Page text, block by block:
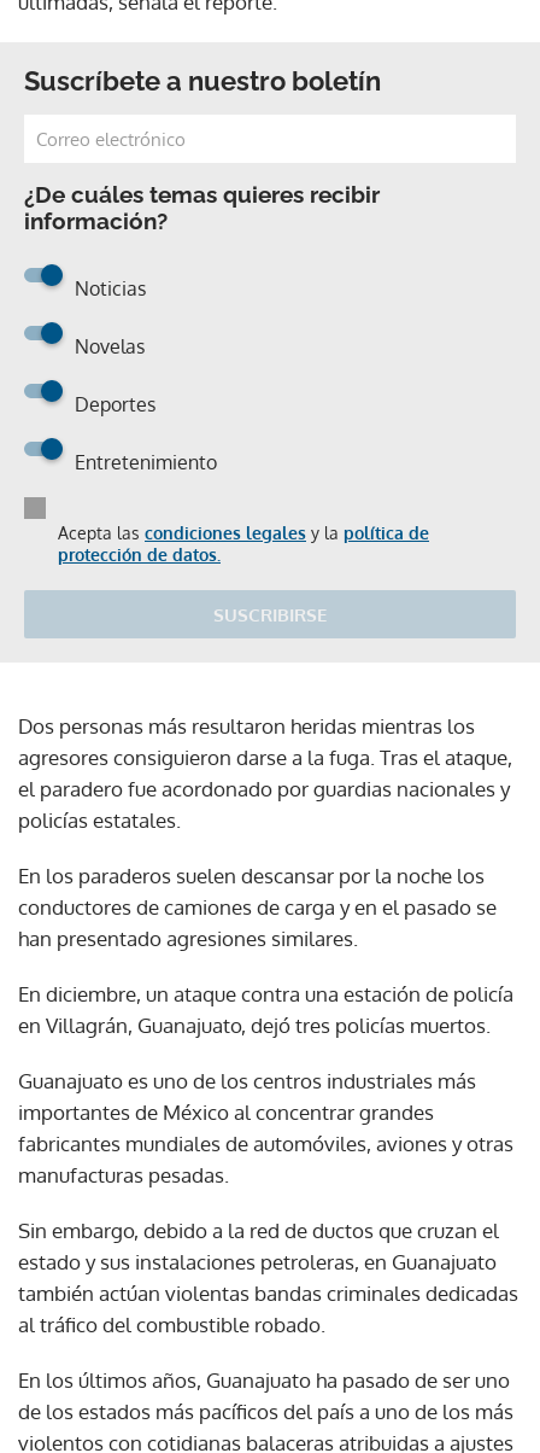
Suscríbete a nuestro boletín
¿De cuáles temas quieres recibir
información?
Noticias
Novelas
Deportes
Entretenimiento
Acepta las condiciones legales y la política de
protección de datos.
SUSCRIBIRSE
Dos personas más resultaron heridas mientras los
agresores consiguieron darse a la fuga. Tras el ataque,
el paradero fue acordonado por guardias nacionales y
policías estatales.
En los paraderos suelen descansar por la noche los
conductores de camiones de carga y en el pasado se
han presentado agresiones similares.
En diciembre, un ataque contra una estación de policía
en Villagrán, Guanajuato, dejó tres policías muertos.
Guanajuato es uno de los centros industriales más
importantes de México al concentrar grandes
fabricantes mundiales de automóviles, aviones y otras
manufacturas pesadas.
Sin embargo, debido a la red de ductos que cruzan el
estado y sus instalaciones petroleras, en Guanajuato
también actúan violentas bandas criminales dedicadas
al tráfico del combustible robado.
En los últimos años, Guanajuato ha pasado de ser uno
de los estados más pacíficos del país a uno de los más
violentos con cotidianas balaceras atribuidas a ajustes